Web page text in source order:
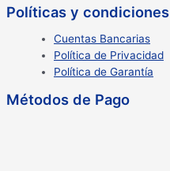
Políticas y condiciones
Cuentas Bancarias
Política de Privacidad
Política de Garantía
Métodos de Pago